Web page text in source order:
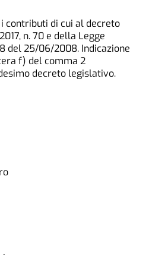
contributi di cui al decreto
n. 70 e della Legge
del 25/06/2008. Indicazione
f) del comma 2
decreto legislativo.